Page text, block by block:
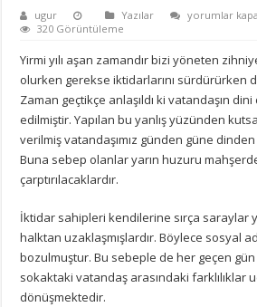
ugur Yazılar
Milli
sosyal
adalet
sağlanacaktır
için
yorumlar
320 Görüntüleme
Yirmi yılı aşan zamandır bizi yöneten
olurken gerekse iktidarlarını sürdürürken
Zaman geçtikçe anlaşıldı ki vatandaşın
edilmiştir. Yapılan bu yanlış yüzünden
verilmiş vatandaşımız günden güne
Buna sebep olanlar yarın huzuru
çarptırılacaklardır.
İktidar sahipleri kendilerine sırça saraylar
halktan uzaklaşmışlardır. Böylece sosyal
bozulmuştur. Bu sebeple de her geçen
sokaktaki vatandaş arasındaki farklılıklar
dönüşmektedir.